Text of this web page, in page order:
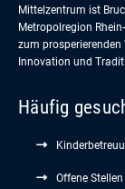
Mittelzentrum ist
Metropolregion
zum
Innovation und
Häufig
Offene Stellen